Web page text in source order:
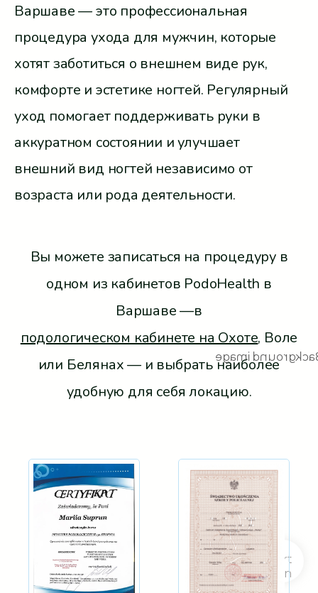
Варшаве — это профессиональная
процедура ухода для мужчин, которые
хотят заботиться о внешнем виде рук,
комфорте и эстетике ногтей. Регулярный
уход помогает поддерживать руки в
аккуратном состоянии и улучшает
внешний вид ногтей независимо от
возраста или рода деятельности.
Вы можете записаться на процедуру в
одном из кабинетов PodoHealth в
Варшаве —в
подологическом кабинете на Охоте, Воле
или Белянах — и выбрать наиболее
удобную для себя локацию.